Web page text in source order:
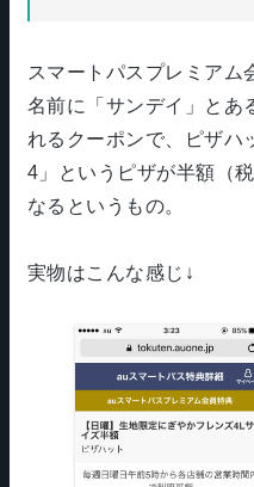
スマートパスプレミアム
名前に「サンデイ」とあ
れるクーポンで、ピザハ
4」というピザが半額（
なるというもの。
実物はこんな感じ↓